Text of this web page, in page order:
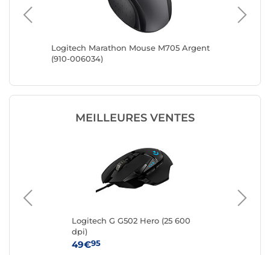
Logitech Marathon Mouse M705 Argent
(910-006034)
MEILLEURES VENTES
Logitech G G502 Hero (25 600
dpi)
49€95